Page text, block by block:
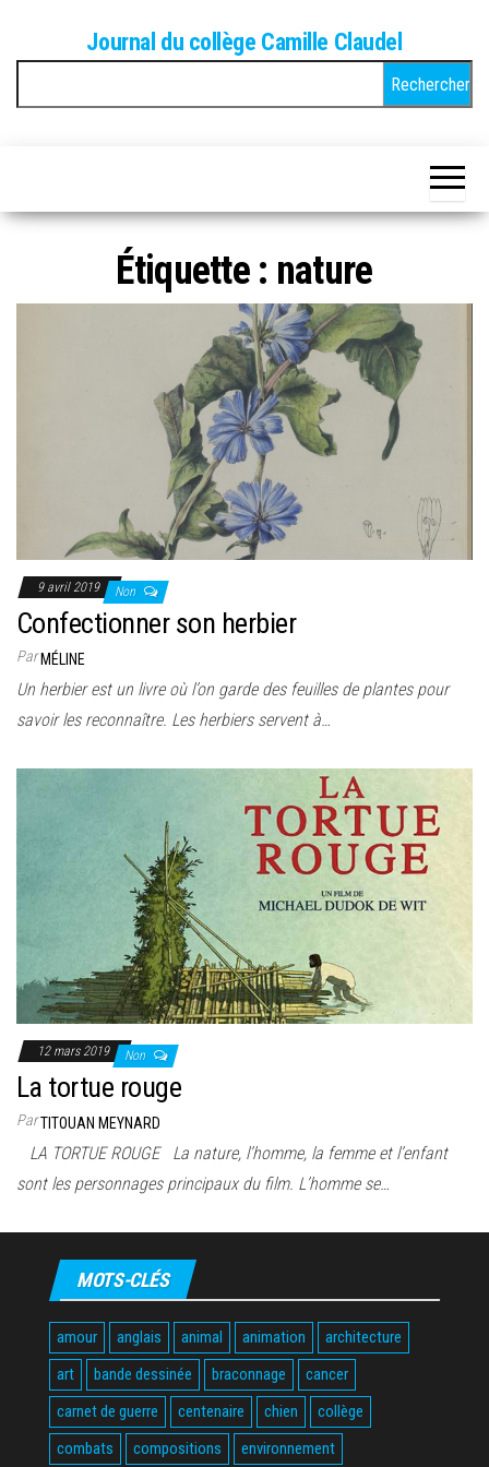
content
Journal du collège Camille Claudel
Étiquette : nature
9 avril 2019 Non
Confectionner son herbier
ParMÉLINE
Un herbier est un livre où l’on garde des feuilles de plantes pour
savoir les reconnaître. Les herbiers servent à…
12 mars 2019 Non
La tortue rouge
ParTITOUAN MEYNARD
LA TORTUE ROUGE La nature, l’homme, la femme et l’enfant
sont les personnages principaux du film. L’homme se…
MOTS-CLÉS
amour anglais animal animation
architecture
art
bande dessinée braconnage
cancer
carnet de guerre
centenaire chien
collège
combats
compositions
environnement